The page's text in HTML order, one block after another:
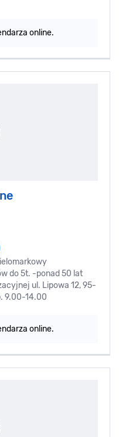
online.
do 5t. -ponad 50 lat
ul. Lipowa 12, 95-
9.00-14.00
online.